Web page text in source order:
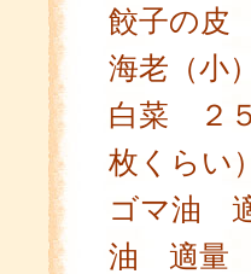
餃子の皮
海老（小
白菜 ２
枚くらい）
ゴマ油
油 適量